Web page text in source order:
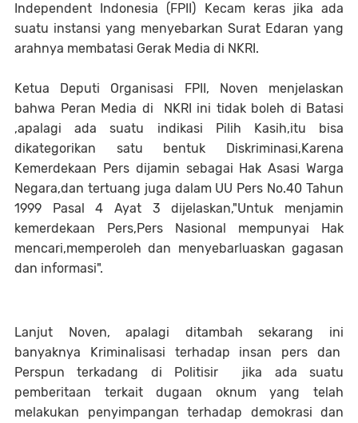
Independent Indonesia (FPII) Kecam keras jika ada
suatu instansi yang menyebarkan Surat Edaran yang
arahnya membatasi Gerak Media di NKRI.
Ketua Deputi Organisasi FPII, Noven menjelaskan
bahwa Peran Media di NKRI ini tidak boleh di Batasi
,apalagi ada suatu indikasi Pilih Kasih,itu bisa
dikategorikan satu bentuk Diskriminasi,Karena
Kemerdekaan Pers dijamin sebagai Hak Asasi Warga
Negara,dan tertuang juga dalam UU Pers No.40 Tahun
1999 Pasal 4 Ayat 3 dijelaskan,"Untuk menjamin
kemerdekaan Pers,Pers Nasional mempunyai Hak
mencari,memperoleh dan menyebarluaskan gagasan
dan informasi".
Lanjut Noven, apalagi ditambah sekarang ini
banyaknya Kriminalisasi terhadap insan pers dan
Perspun terkadang di Politisir jika ada suatu
pemberitaan terkait dugaan oknum yang telah
melakukan penyimpangan terhadap demokrasi dan